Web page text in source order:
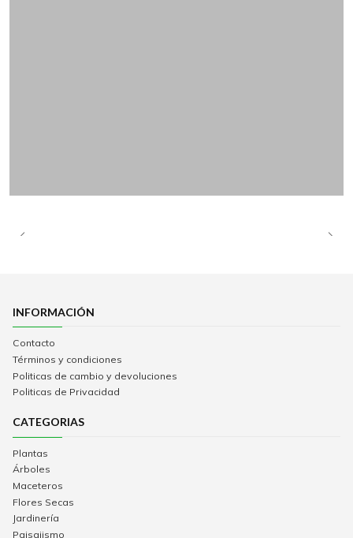
INFORMACIÓN
Contacto
Términos y condiciones
Politicas de cambio y devoluciones
Politicas de Privacidad
CATEGORIAS
Plantas
Árboles
Maceteros
Flores Secas
Jardinería
Paisajismo